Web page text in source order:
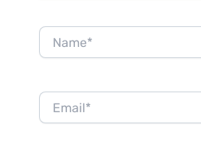
Name*
Email*